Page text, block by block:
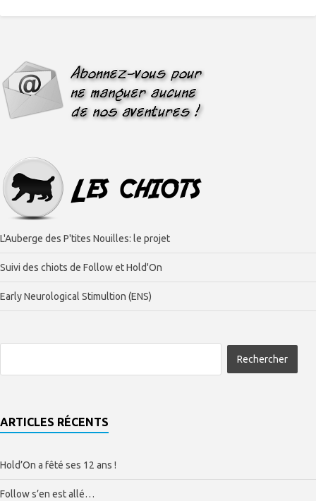
L'Auberge des P'tites Nouilles: le projet
Suivi des chiots de Follow et Hold'On
Early Neurological Stimultion (ENS)
ARTICLES RÉCENTS
Hold’On a fêté ses 12 ans !
Follow s’en est allé…